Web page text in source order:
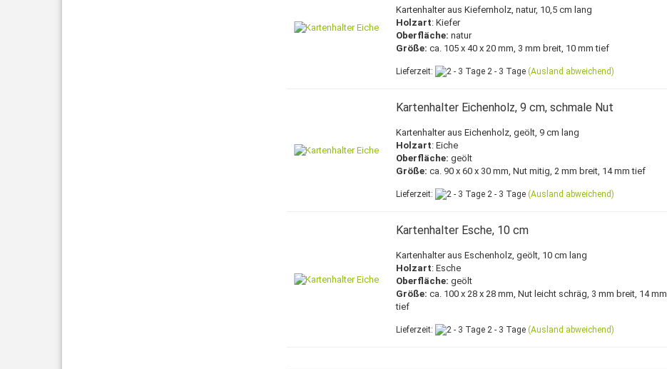
Kartenhalter aus Kiefernholz, natur, 10,5 cm lang
Holzart: Kiefer
Oberfläche: natur
Größe: ca. 105 x 40 x 20 mm, 3 mm breit, 10 mm tief
Lieferzeit: 2 - 3 Tage (Ausland abweichend)
Kartenhalter Eichenholz, 9 cm, schmale Nut
Kartenhalter aus Eichenholz, geölt, 9 cm lang
Holzart: Eiche
Oberfläche: geölt
Größe: ca. 90 x 60 x 30 mm, Nut mitig, 2 mm breit, 14 mm tief
Lieferzeit: 2 - 3 Tage (Ausland abweichend)
Kartenhalter Esche, 10 cm
Kartenhalter aus Eschenholz, geölt, 10 cm lang
Holzart: Esche
Oberfläche: geölt
Größe: ca. 100 x 28 x 28 mm, Nut leicht schräg, 3 mm breit, 14 mm
tief
Lieferzeit: 2 - 3 Tage (Ausland abweichend)